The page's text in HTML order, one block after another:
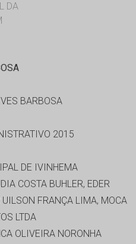
DA
BARBOSA
2015
DE IVINHEMA
COSTA BUHLER, EDER
FRANÇA LIMA, MOCA
LTDA
OLIVEIRA NORONHA